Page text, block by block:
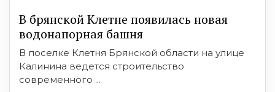
В брянской Клетне появилась новая
водонапорная башня
В поселке Клетня Брянской области на улице
Калинина ведется строительство
современного ...